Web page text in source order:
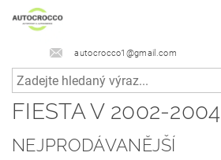
autocrocco1@gmail.com
FIESTA V 2002-2004
NEJPRODÁVANĚJŠÍ